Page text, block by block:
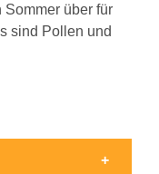
über für
sind Pollen und